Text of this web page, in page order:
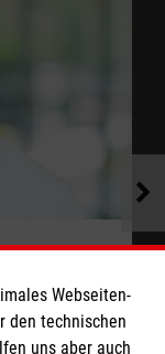
Webseiten-
den technischen
uns aber auch